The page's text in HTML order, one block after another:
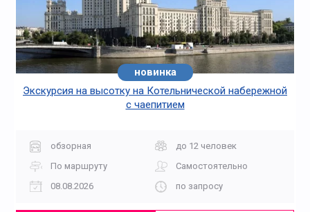
новинка
Экскурсия на высотку на Котельнической набережной
с чаепитием
обзорная
до 12 человек
По маршруту
Самостоятельно
08.08.2026
по запросу